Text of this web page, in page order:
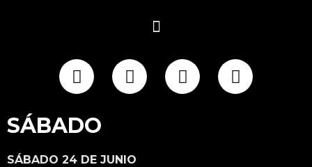
SÁBADO
SÁBADO 24 DE JUNIO